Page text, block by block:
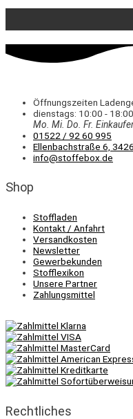
Öffnungszeiten
dienstags: 10:00 -
Mo. Mi. Do. Fr.
01522 / 92 60 995
Ellenbachstraße 6,
info@stoffebox.de
Shop
Stoffladen
Kontakt / Anfahrt
Versandkosten
Newsletter
Gewerbekunden
Stofflexikon
Unsere Partner
Zahlungsmittel
Rechtliches